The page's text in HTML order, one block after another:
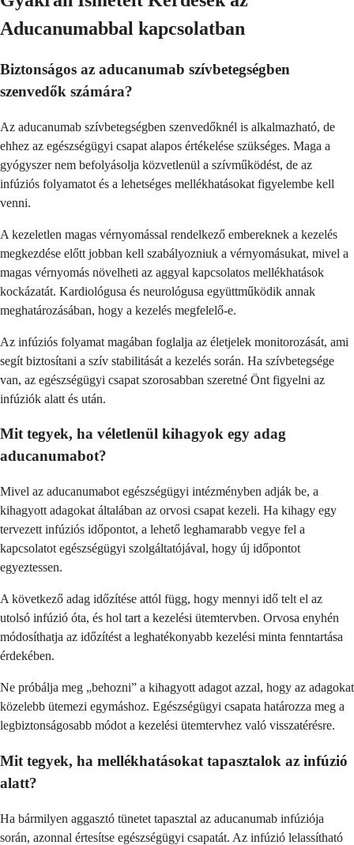
Aducanumabbal kapcsolatban
Biztonságos az aducanumab szívbetegségben
szenvedők számára?
Az aducanumab szívbetegségben szenvedőknél is alkalmazható, de
ehhez az egészségügyi csapat alapos értékelése szükséges. Maga a
gyógyszer nem befolyásolja közvetlenül a szívműködést, de az
infúziós folyamatot és a lehetséges mellékhatásokat figyelembe kell
venni.
A kezeletlen magas vérnyomással rendelkező embereknek a kezelés
megkezdése előtt jobban kell szabályozniuk a vérnyomásukat, mivel a
magas vérnyomás növelheti az aggyal kapcsolatos mellékhatások
kockázatát. Kardiológusa és neurológusa együttműködik annak
meghatározásában, hogy a kezelés megfelelő-e.
Az infúziós folyamat magában foglalja az életjelek monitorozását, ami
segít biztosítani a szív stabilitását a kezelés során. Ha szívbetegsége
van, az egészségügyi csapat szorosabban szeretné Önt figyelni az
infúziók alatt és után.
Mit tegyek, ha véletlenül kihagyok egy adag
aducanumabot?
Mivel az aducanumabot egészségügyi intézményben adják be, a
kihagyott adagokat általában az orvosi csapat kezeli. Ha kihagy egy
tervezett infúziós időpontot, a lehető leghamarabb vegye fel a
kapcsolatot egészségügyi szolgáltatójával, hogy új időpontot
egyeztessen.
A következő adag időzítése attól függ, hogy mennyi idő telt el az
utolsó infúzió óta, és hol tart a kezelési ütemtervben. Orvosa enyhén
módosíthatja az időzítést a leghatékonyabb kezelési minta fenntartása
érdekében.
Ne próbálja meg „behozni” a kihagyott adagot azzal, hogy az adagokat
közelebb ütemezi egymáshoz. Egészségügyi csapata határozza meg a
legbiztonságosabb módot a kezelési ütemtervhez való visszatérésre.
Mit tegyek, ha mellékhatásokat tapasztalok az infúzió
alatt?
Ha bármilyen aggasztó tünetet tapasztal az aducanumab infúziója
során, azonnal értesítse egészségügyi csapatát. Az infúzió lelassítható